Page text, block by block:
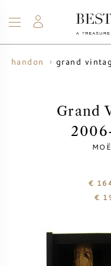
WIJN
ALLE WIJNEN
VINTAGE CHART
VOORVERKOOP
CHAMPAGNE
ALLE
WHISKY
RUM
STERKE DRANK
SALE
WIJN SALE
VOORVERKOOP
BORDEAUX EN
UW WIJN
BLOG
OVER ONS
chandon grand
Grand
€
€